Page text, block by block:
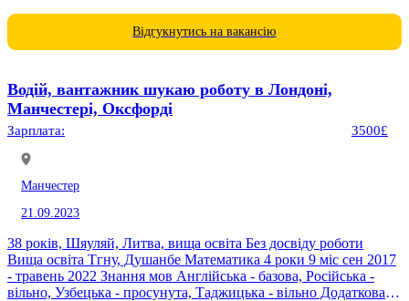
Відгукнутись на вакансію
Водій, вантажник шукаю роботу в Лондоні,
Манчестері, Оксфорді
Зарплата: 3500£
Манчестер
21.09.2023
38 років, Шяуляй, Литва, вища освіта Без досвіду роботи
Вища освіта Тгну, Душанбе Математика 4 роки 9 міс сен 2017
- травень 2022 Знання мов Англійська - базова, Російська -
вільно, Узбецька - просунута, Таджицька - вільно Додаткова